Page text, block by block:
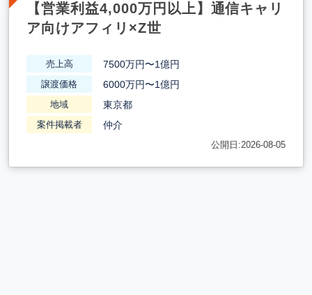
【営業利益4,000万円以上】通信キャリ
ア向けアフィリ×Z世
売上高 7500万円〜1億円
譲渡価格 6000万円〜1億円
地域 東京都
案件掲載者 仲介
公開日:2026-08-05